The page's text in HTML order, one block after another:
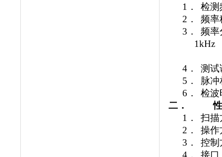
1．
检测
2．
频率
3．
频率
1kHz
4．
测试
5．
脉
6．
检波
二．
1．
扫描
2．
操作
3．
控制
4．
接口